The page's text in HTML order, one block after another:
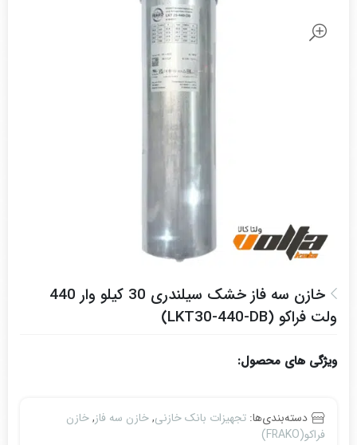
خازن سه فاز خشک سیلندری 30 کیلو وار 440
ولت فراکو (LKT30-440-DB)
ویژگی های محصول:
دسته‌بندی‌ها: تجهیزات بانک خازنی,خازن سه فاز,خازن
فراکو(FRAKO)